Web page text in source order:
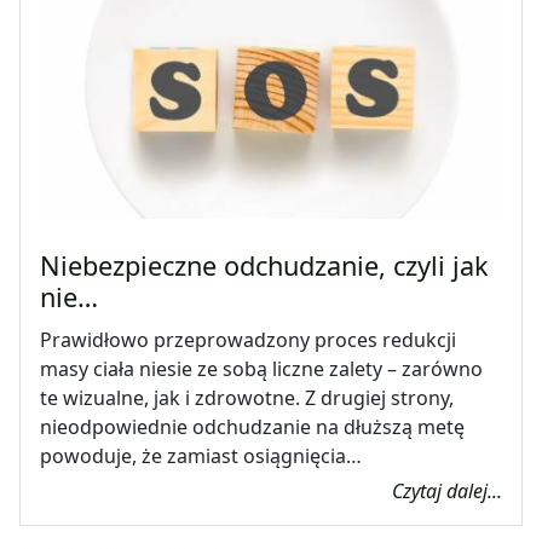
Niebezpieczne odchudzanie, czyli jak
nie…
Prawidłowo przeprowadzony proces redukcji
masy ciała niesie ze sobą liczne zalety – zarówno
te wizualne, jak i zdrowotne. Z drugiej strony,
nieodpowiednie odchudzanie na dłuższą metę
powoduje, że zamiast osiągnięcia…
Czytaj dalej...